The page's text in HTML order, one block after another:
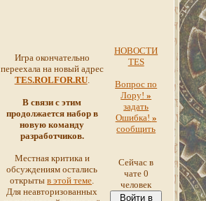
Игра окончательно
переехала на новый адрес
TES.ROLFOR.RU.
В связи с этим
продолжается набор в
новую команду
разработчиков.
Местная критика и
обсуждениям остались
открытыв этой теме.
Для неавторизованных
НОВОСТИ
TES
Вопрос по
Лору!»
задать
Ошибка! »
сообщить
Сейчас в
чате 0
человек
Войти в